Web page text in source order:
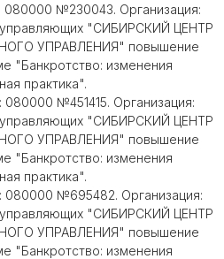
080000 №230043. Организация:
управляющих "СИБИРСКИЙ ЦЕНТР
УПРАВЛЕНИЯ" повышение
"Банкротство: изменения
практика".
080000 №451415. Организация:
управляющих "СИБИРСКИЙ ЦЕНТР
УПРАВЛЕНИЯ" повышение
"Банкротство: изменения
практика".
080000 №695482. Организация:
управляющих "СИБИРСКИЙ ЦЕНТР
УПРАВЛЕНИЯ" повышение
"Банкротство: изменения